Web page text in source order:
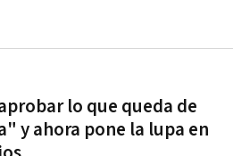
lo que queda de
y ahora pone la lupa en